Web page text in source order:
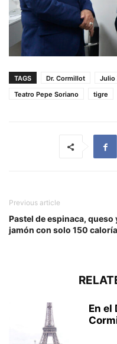
TAGS Dr. Cormillot Julio
Teatro Pepe Soriano
tigre
Previous article
Pastel de espinaca, queso
jamón con solo 150
En el